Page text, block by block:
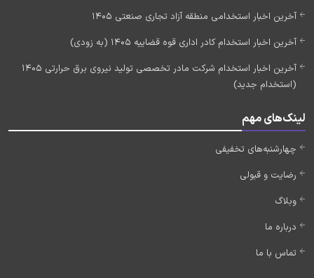
آخرین اخبار استخدامی منطقه آزاد تجاری صنعتی 1405
آخرین اخبار استخدام کادر اداری قوه قضاییه 1405 (به زودی)
آخرین اخبار استخدام شرکت مادر تخصصی تولید نیروی برق حرارتی 1405
(استخدام جدید)
لینک‌های مهم
چهارشنبه‌های تخفیفی
رضایت و قبولی
وبلاگ
درباره ما
تماس با ما